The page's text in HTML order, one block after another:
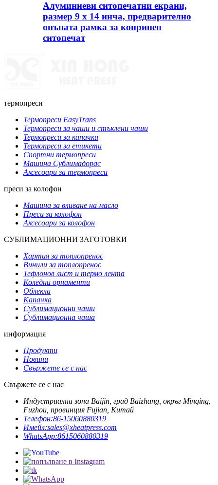
Алуминиеви ситопечатни екрани,
размер 9 x 14 инча, предварително
опъната рамка за копринен
ситопечат
термопреси
Термопреси EasyTrans
Термопреси за чаши и стъклени чаши
Термопреси за капачки
Термопреси за етикети
Спортни термопреси
Машина Сублимадорас
Аксесоари за термопреси
преси за колофон
Машина за вливане на масло
Преси за колофон
Аксесоари за колофон
СУБЛИМАЦИОННИ ЗАГОТОВКИ
Хартия за топлопренос
Винили за топлопренос
Тефлонов лист и термо лента
Коледни орнаменти
Облекла
Капачка
Сублимационни чаши
Сублимационна чаша
информация
Продукти
Новини
Свържете се с нас
Свържете се с нас
Индустриална зона Baijin, град Baizhang, окръг Minqing,
Fuzhou, провинция Fujian, Китай
Телефон:86-15060880319
Имейл:sales@xheatpress.com
WhatsApp:8615060880319